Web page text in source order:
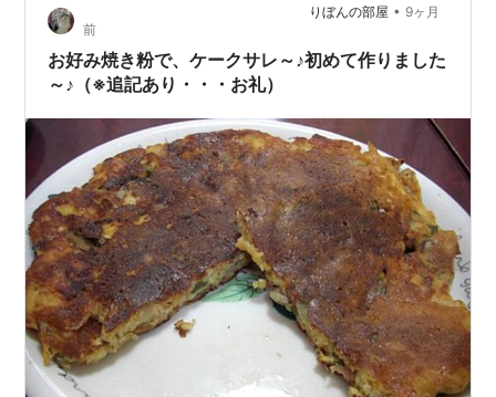
りぼんの部屋 • 9ヶ月
前
お好み焼き粉で、ケークサレ～♪初めて作りました
～♪（※追記あり・・・お礼）